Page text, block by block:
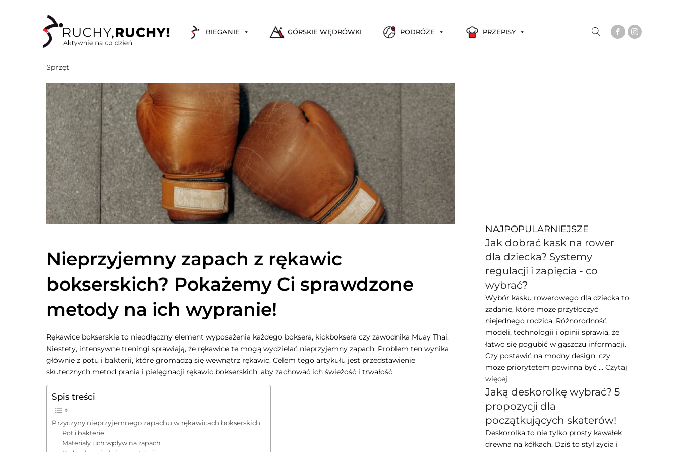
BIEGANIE GÓRSKIE WĘDRÓWKI PODRÓŻE PRZEPISY
Sprzęt
Nieprzyjemny zapach z rękawic
bokserskich? Pokażemy Ci sprawdzone
metody na ich wypranie!
Rękawice bokserskie to nieodłączny element wyposażenia każdego boksera, kickboksera czy zawodnika Muay Thai.
Niestety, intensywne treningi sprawiają, że rękawice te mogą wydzielać nieprzyjemny zapach. Problem ten wynika
głównie z potu i bakterii, które gromadzą się wewnątrz rękawic. Celem tego artykułu jest przedstawienie
skutecznych metod prania i pielęgnacji rękawic bokserskich, aby zachować ich świeżość i trwałość.
Spis treści
Przyczyny nieprzyjemnego zapachu w rękawicach bokserskich
Pot i bakterie
Materiały i ich wpływ na zapach
NAJPOPULARNIEJSZE
Jak dobrać kask na rower
dla dziecka? Systemy
regulacji i zapięcia - co
wybrać?
Wybór kasku rowerowego dla dziecka to
zadanie, które może przytłoczyć
niejednego rodzica. Różnorodność
modeli, technologii i opinii sprawia, że
łatwo się pogubić w gąszczu informacji.
Czy postawić na modny design, czy
może priorytetem powinna być … Czytaj
więcej.
Jaką deskorolkę wybrać? 5
propozycji dla
początkujących skaterów!
Deskorolka to nie tylko prosty kawałek
drewna na kółkach. Dziś to styl życia i